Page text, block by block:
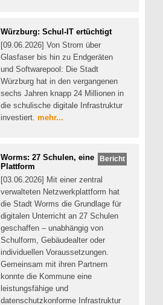
Würzburg: Schul-IT ertüchtigt
[09.06.2026] Von Strom über
Glasfaser bis hin zu Endgeräten
und Softwarepool: Die Stadt
Würzburg hat in den vergangenen
sechs Jahren knapp 24 Millionen in
die schulische digitale Infrastruktur
investiert. mehr...
Bericht
Worms: 27 Schulen, eine
Plattform
[03.06.2026] Mit einer zentral
verwalteten Netzwerkplattform hat
die Stadt Worms die Grundlage für
digitalen Unterricht an 27 Schulen
geschaffen – unabhängig von
Schulform, Gebäudealter oder
individuellen Voraussetzungen.
Gemeinsam mit ihren Partnern
konnte die Kommune eine
leistungsfähige und
datenschutzkonforme Infrastruktur